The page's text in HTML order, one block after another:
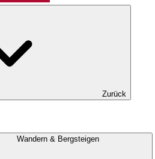
Zurück
Wandern & Bergsteigen